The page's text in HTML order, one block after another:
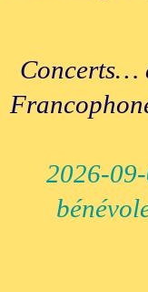
Concerts…
2026-